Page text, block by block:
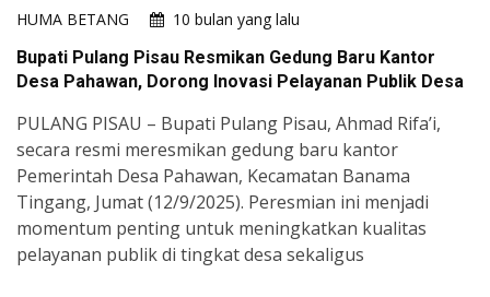
HUMA BETANG
10 bulan yang lalu
Bupati Pulang Pisau Resmikan Gedung Baru Kantor
Desa Pahawan, Dorong Inovasi Pelayanan Publik Desa
PULANG PISAU – Bupati Pulang Pisau, Ahmad Rifa’i,
secara resmi meresmikan gedung baru kantor
Pemerintah Desa Pahawan, Kecamatan Banama
Tingang, Jumat (12/9/2025). Peresmian ini menjadi
momentum penting untuk meningkatkan kualitas
pelayanan publik di tingkat desa sekaligus